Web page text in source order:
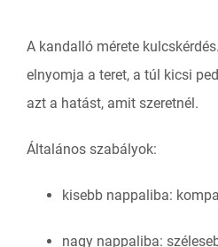
A kandalló mérete
elnyomja a teret, a túl kicsi
azt a hatást, amit szeretnél.
Általános szabályok:
kisebb nappaliba:
nagy nappaliba: